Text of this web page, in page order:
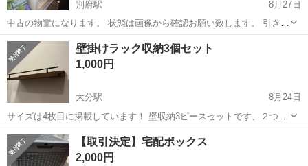
別府駅
8月27日
中古の物置になります。 状態は画像から確認お願い致します。 引き取
りに来て頂ける方でお願いします。 場所は別府駅近くになります。 情
報足らずで出品してしまい申し訳ありません。 下記、追加情報です。
玄関に駐車場があります...
大分 別府市 別府駅 収納家具 コンテナ
壁掛けラック収納3個セット
1,000円
大分駅
8月24日
サイズは4枚目に掲載しています！ 壁収納3ピースセットです、２つは
使用していますが使用期間半年で綺麗です！
大分 大分市 大分駅 収納家具 ラック
【取引決定】宅配ボックス
2,000円